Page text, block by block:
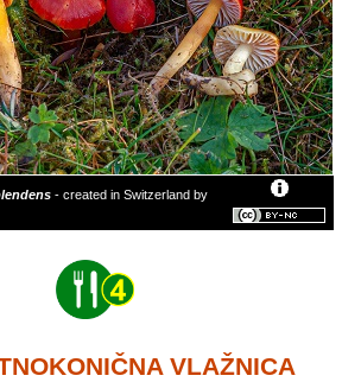
- created in Switzerland by
VLAŽNICA